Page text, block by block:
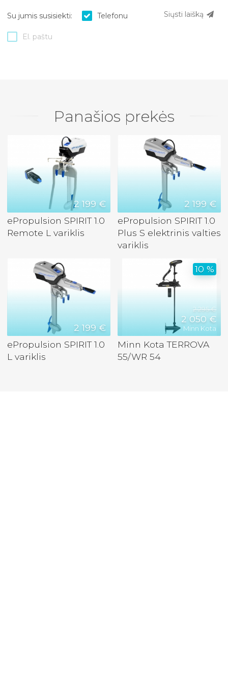
Siųsti laišką
Su jumis susisiekti: Telefonu
El. paštu
Panašios prekės
2 199 €
ePropulsion SPIRIT 1.0
Remote L variklis
2 199 €
ePropulsion SPIRIT 1.0
Plus S elektrinis valties
variklis
2 199 €
ePropulsion SPIRIT 1.0
L variklis
2 295 €
2 050 €
Minn Kota
10 %
Minn Kota TERROVA
55/WR 54